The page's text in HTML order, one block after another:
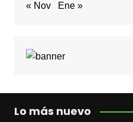
« Nov Ene »
Lo más nuevo